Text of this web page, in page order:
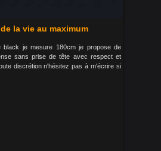
la vie au maximum
black je mesure 180cm je propose de
sans prise de tête avec respect et
discrétion n'hésitez pas à m'écrire si